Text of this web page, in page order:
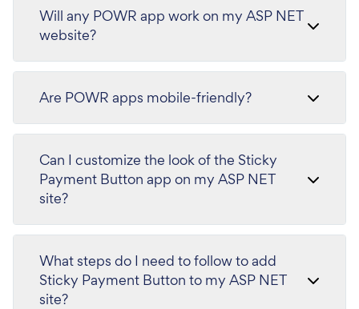
Will any POWR app work on my ASP NET
website?
Are POWR apps mobile-friendly?
Can I customize the look of the Sticky
Payment Button app on my ASP NET
site?
What steps do I need to follow to add
Sticky Payment Button to my ASP NET
site?